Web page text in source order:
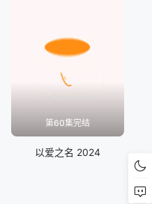
第60集完结
以爱之名 2024